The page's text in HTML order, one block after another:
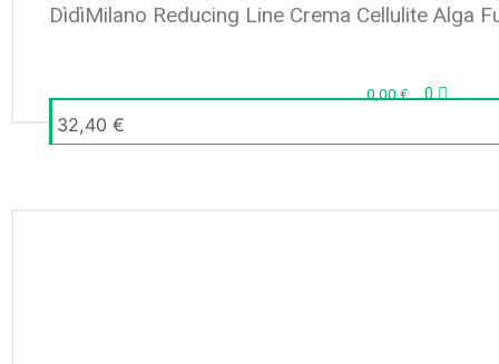
0,00 € 0
DìdìMilano Reducing Line Crema Cellulite Alga
32,40 €